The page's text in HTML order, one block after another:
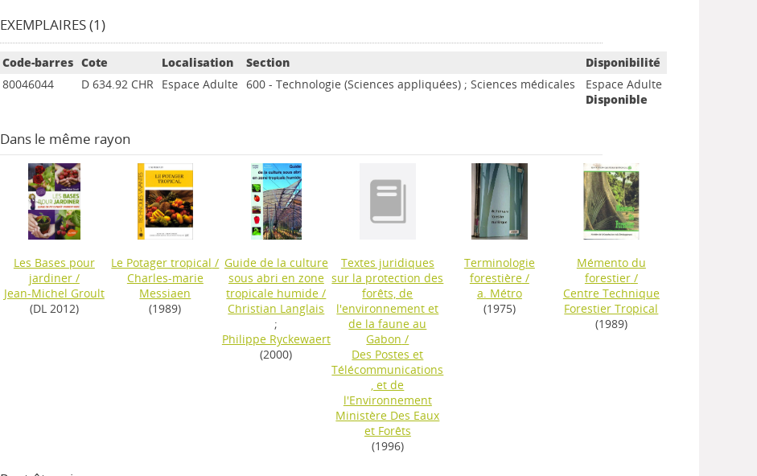
EXEMPLAIRES (1)
Code-barres Cote Localisation Section
Disponibilité
80046044
D 634.92 CHR Espace Adulte 600 - Technologie (Sciences appliquées) ; Sciences médicales
Espace Adulte
Disponible
Dans le même rayon
Les Bases pour
jardiner/
Jean-Michel Groult
(DL 2012)
Le Potager tropical /
Charles-marie
Messiaen
(1989)
Guide de la culture
sous abri en zone
tropicale humide /
Christian Langlais
;
Philippe Ryckewaert
(2000)
Textes juridiques
sur la protection des
forêts, de
l'environnement et
de la faune au
Gabon /
Des Postes et
Télécommunications
, et de
l'Environnement
Ministère Des Eaux
et Forêts
(1996)
Terminologie
forestière/
a. Métro
(1975)
Mémento du
forestier/
Centre Technique
Forestier Tropical
(1989)